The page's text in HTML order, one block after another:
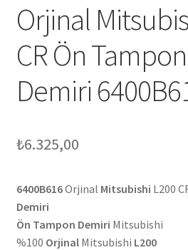
Orjinal
CR Ön
Demiri
₺6.325,00
6400B616Orjinal Mitsubishi L200
Demiri
Ön Tampon Demiri Mitsubishi
%100 OrjinalMitsubishi L200